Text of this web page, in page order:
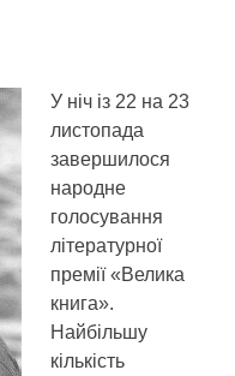
У ніч із 22 на 23
листопада
завершилося
народне
голосування
літературної
премії «Велика
книга».
Найбільшу
кількість